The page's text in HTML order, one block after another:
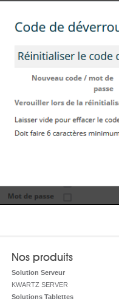
Nos produits
Solution Serveur
KWARTZ SERVER
Solutions Tablettes